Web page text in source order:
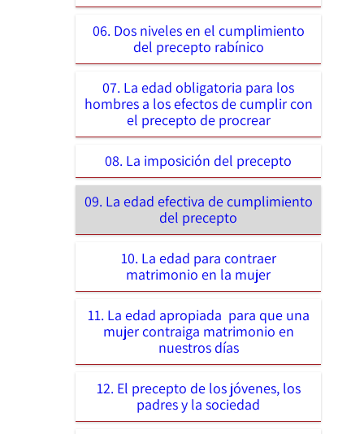
06. Dos niveles en el cumplimiento
del precepto rabínico
07. La edad obligatoria para los
hombres a los efectos de cumplir con
el precepto de procrear
08. La imposición del precepto
09. La edad efectiva de cumplimiento
del precepto
10. La edad para contraer
matrimonio en la mujer
11. La edad apropiada para que una
mujer contraiga matrimonio en
nuestros días
12. El precepto de los jóvenes, los
padres y la sociedad